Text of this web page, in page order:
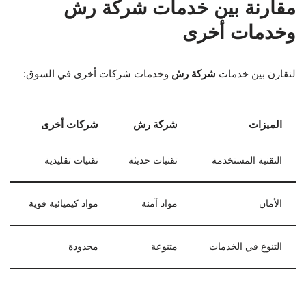
مقارنة بين خدمات شركة رش
وخدمات أخرى
لنقارن بين خدمات شركة رش وخدمات شركات أخرى في السوق:
الميزات شركة رش شركات أخرى
التقنية المستخدمة تقنيات حديثة تقنيات تقليدية
الأمان مواد آمنة مواد كيميائية قوية
التنوع في الخدمات متنوعة محدودة